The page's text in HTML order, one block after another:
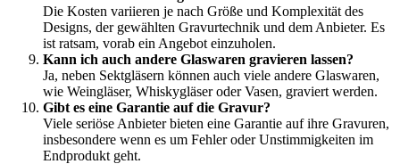
Die Kosten variieren je nach Größe und Komplexität des
Designs, der gewählten Gravurtechnik und dem Anbieter. Es
ist ratsam, vorab ein Angebot einzuholen.
Kann ich auch andere Glaswaren gravieren lassen?
Ja, neben Sektgläsern können auch viele andere Glaswaren,
wie Weingläser, Whiskygläser oder Vasen, graviert werden.
Gibt es eine Garantie auf die Gravur?
Viele seriöse Anbieter bieten eine Garantie auf ihre Gravuren,
insbesondere wenn es um Fehler oder Unstimmigkeiten im
Endprodukt geht.